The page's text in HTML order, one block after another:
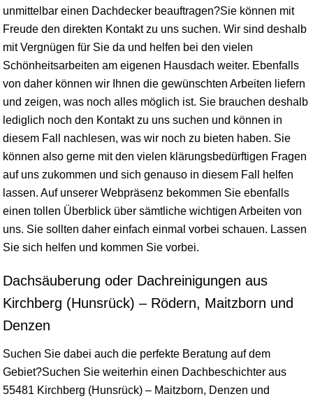
unmittelbar einen Dachdecker beauftragen?Sie können mit
Freude den direkten Kontakt zu uns suchen. Wir sind deshalb
mit Vergnügen für Sie da und helfen bei den vielen
Schönheitsarbeiten am eigenen Hausdach weiter. Ebenfalls
von daher können wir Ihnen die gewünschten Arbeiten liefern
und zeigen, was noch alles möglich ist. Sie brauchen deshalb
lediglich noch den Kontakt zu uns suchen und können in
diesem Fall nachlesen, was wir noch zu bieten haben. Sie
können also gerne mit den vielen klärungsbedürftigen Fragen
auf uns zukommen und sich genauso in diesem Fall helfen
lassen. Auf unserer Webpräsenz bekommen Sie ebenfalls
einen tollen Überblick über sämtliche wichtigen Arbeiten von
uns. Sie sollten daher einfach einmal vorbei schauen. Lassen
Sie sich helfen und kommen Sie vorbei.
Dachsäuberung oder Dachreinigungen aus
Kirchberg (Hunsrück) – Rödern, Maitzborn und
Denzen
Suchen Sie dabei auch die perfekte Beratung auf dem
Gebiet?Suchen Sie weiterhin einen Dachbeschichter aus
55481 Kirchberg (Hunsrück) – Maitzborn, Denzen und